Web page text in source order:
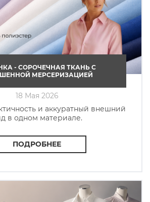
- СОРОЧЕЧНАЯ ТКАНЬ C
МЕРСЕРИЗАЦИЕЙ
18 Мая 2026
и аккуратный внешний
в одном материале.
ПОДРОБНЕЕ